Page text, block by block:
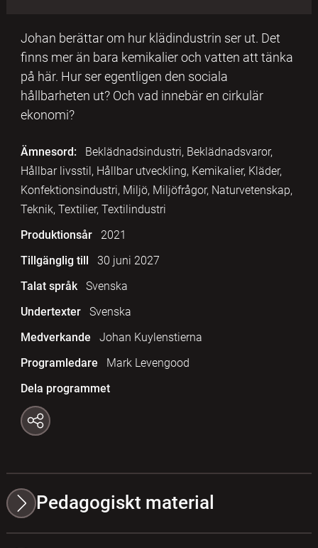
Johan berättar om hur klädindustrin ser ut. Det
finns mer än bara kemikalier och vatten att tänka
på här. Hur ser egentligen den sociala
hållbarheten ut? Och vad innebär en cirkulär
ekonomi?
Ämnesord:
Beklädnadsindustri, Beklädnadsvaror,
Hållbar livsstil, Hållbar utveckling, Kemikalier, Kläder,
Konfektionsindustri, Miljö, Miljöfrågor, Naturvetenskap,
Teknik, Textilier, Textilindustri
Produktionsår
2021
Tillgänglig till
30 juni 2027
Talat språk
Svenska
Undertexter
Svenska
Medverkande
Johan Kuylenstierna
Programledare
Mark Levengood
Dela programmet
Pedagogiskt material